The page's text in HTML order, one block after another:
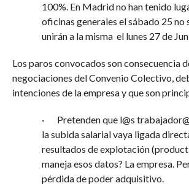
100%. En Madrid no han tenido
oficinas generales el sábado 25 no
unirán a la misma el lunes 27 de
Los paros convocados son consecuencia
negociaciones del Convenio Colectivo,
intenciones de la empresa y que son
· Pretenden que l@s
la subida salarial vaya ligada
resultados de explotación
maneja esos datos? La empresa.
pérdida de poder adquisitivo.